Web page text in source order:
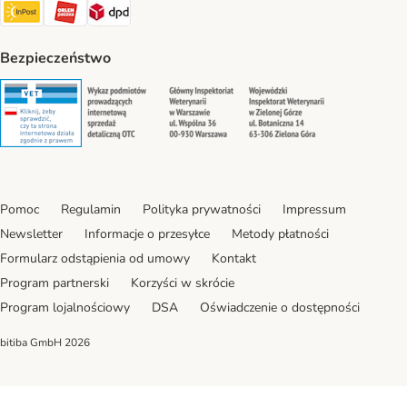
InPost Shipping Method
ORLEN Paczka. Shipping Method
DPD Shipping Method
Bezpieczeństwo
Security Security Security
Pomoc Regulamin Polityka prywatności
Impressum
Newsletter
Informacje o przesyłce
Metody płatności
Formularz odstąpienia od umowy
Kontakt
Program partnerski
Korzyści w skrócie
Program lojalnościowy
DSA Oświadczenie o dostępności
bitiba GmbH 2026